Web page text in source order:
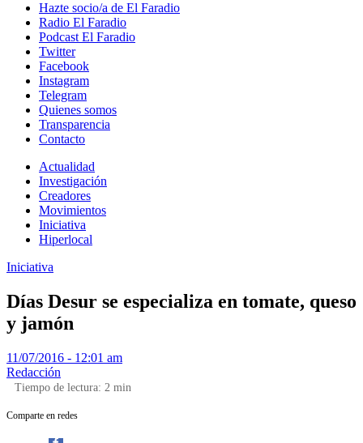
Hazte socio/a de El Faradio
Radio El Faradio
Podcast El Faradio
Twitter
Facebook
Instagram
Telegram
Quienes somos
Transparencia
Contacto
Actualidad
Investigación
Creadores
Movimientos
Iniciativa
Hiperlocal
Iniciativa
Días Desur se especializa en tomate, queso
y jamón
11/07/2016 - 12:01 am
Redacción
Tiempo de lectura: 2 min
Comparte en redes